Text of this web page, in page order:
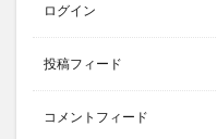
ログイン
投稿フィード
コメントフィード